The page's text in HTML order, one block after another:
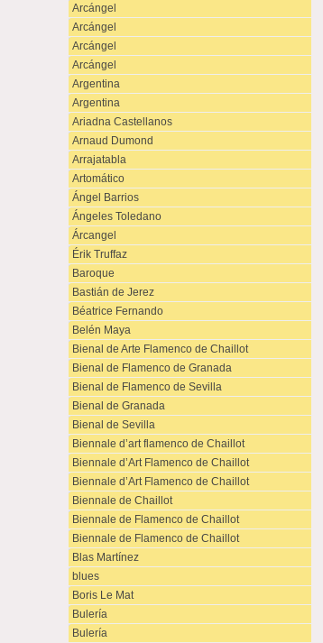
Arcángel
Arcángel
Arcángel
Arcángel
Argentina
Argentina
Ariadna Castellanos
Arnaud Dumond
Arrajatabla
Artomático
Ángel Barrios
Ángeles Toledano
Árcangel
Érik Truffaz
Baroque
Bastián de Jerez
Béatrice Fernando
Belén Maya
Bienal de Arte Flamenco de Chaillot
Bienal de Flamenco de Granada
Bienal de Flamenco de Sevilla
Bienal de Granada
Bienal de Sevilla
Biennale d’art flamenco de Chaillot
Biennale d’Art Flamenco de Chaillot
Biennale d’Art Flamenco de Chaillot
Biennale de Chaillot
Biennale de Flamenco de Chaillot
Biennale de Flamenco de Chaillot
Blas Martínez
blues
Boris Le Mat
Bulería
Bulería